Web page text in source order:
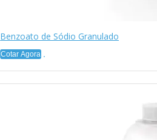
Benzoato de Sódio Granulado
Cotar Agora